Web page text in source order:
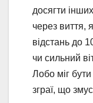
досягти
через виття,
відстань до
чи сильний
Лобо міг бути
зграї, що